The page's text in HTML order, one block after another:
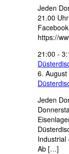
Jeden
21.00
https://
21:00 -
6.
Jeden
Industrial
Ab […]